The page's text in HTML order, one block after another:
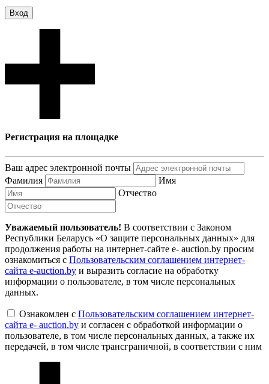
Вход
Регистрация на площадке
Ваш адрес электронной почты
Фамилия
Имя
Отчество
Уважаемый пользователь! В соответствии с Законом
Республики Беларусь «О защите персональных данных» для
продолжения работы на интернет-сайте e- auction.by просим
ознакомиться с Пользовательским соглашением интернет-
сайта e-auction.by и выразить согласие на обработку
информации о пользователе, в том числе персональных
данных.
Ознакомлен с Пользовательским соглашением интернет-
сайта e- auction.by и согласен с обработкой информации о
пользователе, в том числе персональных данных, а также их
передачей, в том числе трансграничной, в соответствии с ним